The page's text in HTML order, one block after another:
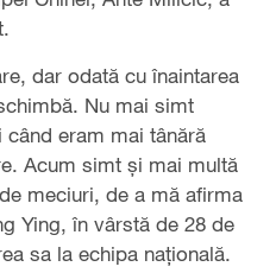
dar odată cu înaintarea
Nu mai simt
când eram mai tânără
Acum simt și mai multă
meciuri, de a mă afirma
Ying, în vârstă de 28 de
sa la echipa națională.